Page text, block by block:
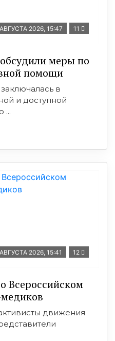
2026, 15:47 11
меры по
помощи
в
и доступной
...
2026, 15:41 12
Всероссийском
движения